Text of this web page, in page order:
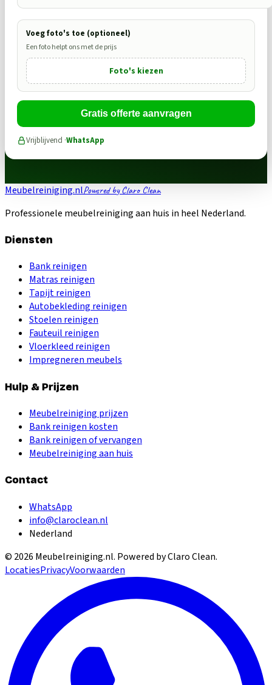
Voeg foto's toe (optioneel)
Een foto helpt ons met de prijs
Foto's kiezen
Gratis offerte aanvragen
Vrijblijvend ·WhatsApp
Meubelreiniging.nlPowered by Claro Clean
Professionele meubelreiniging aan huis in heel Nederland.
Diensten
Bank reinigen
Matras reinigen
Tapijt reinigen
Autobekleding reinigen
Stoelen reinigen
Fauteuil reinigen
Vloerkleed reinigen
Impregneren meubels
Hulp & Prijzen
Meubelreiniging prijzen
Bank reinigen kosten
Bank reinigen of vervangen
Meubelreiniging aan huis
Contact
WhatsApp
info@claroclean.nl
Nederland
© 2026 Meubelreiniging.nl. Powered by Claro Clean.
LocatiesPrivacyVoorwaarden